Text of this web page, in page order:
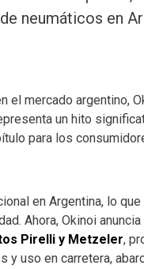
neumáticos en
el mercado argentino,
un hito
para los
en Argentina, lo
Ahora, Okinoi
Pirelli y Metzeler,
y uso en carretera,